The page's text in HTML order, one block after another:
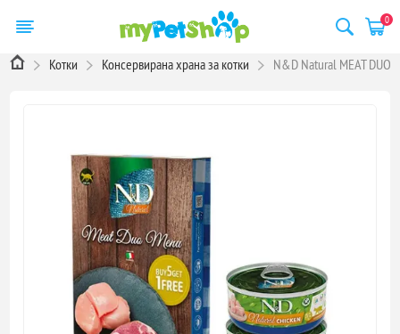
0
Котки Консервирана храна за котки N&D Natural MEAT DUO